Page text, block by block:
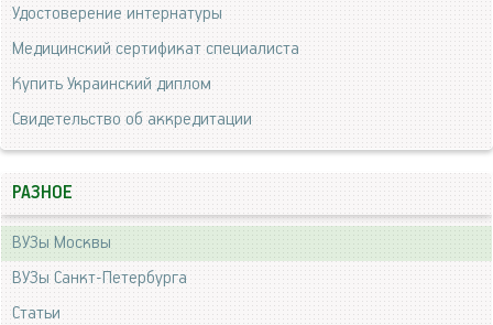
Удостоверение интернатуры
Медицинский сертификат специалиста
Купить Украинский диплом
Свидетельство об аккредитации
РАЗНОЕ
ВУЗы Москвы
ВУЗы Санкт-Петербурга
Статьи